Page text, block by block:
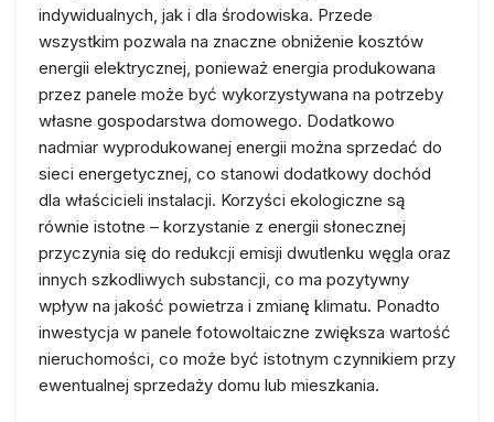
indywidualnych, jak i dla środowiska. Przede
wszystkim pozwala na znaczne obniżenie kosztów
energii elektrycznej, ponieważ energia produkowana
przez panele może być wykorzystywana na potrzeby
własne gospodarstwa domowego. Dodatkowo
nadmiar wyprodukowanej energii można sprzedać do
sieci energetycznej, co stanowi dodatkowy dochód
dla właścicieli instalacji. Korzyści ekologiczne są
równie istotne – korzystanie z energii słonecznej
przyczynia się do redukcji emisji dwutlenku węgla oraz
innych szkodliwych substancji, co ma pozytywny
wpływ na jakość powietrza i zmianę klimatu. Ponadto
inwestycja w panele fotowoltaiczne zwiększa wartość
nieruchomości, co może być istotnym czynnikiem przy
ewentualnej sprzedaży domu lub mieszkania.